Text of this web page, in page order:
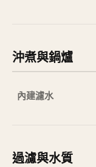
沖煮與鍋爐
內建濾水
過濾與水質